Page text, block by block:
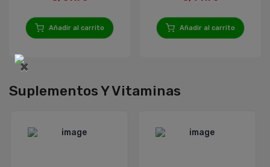
Añadir al carrito Añadir al carrito
Suplementos Y Vitaminas
×